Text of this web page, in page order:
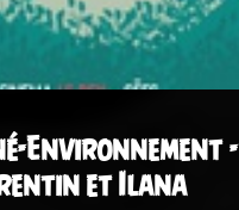
Environnement -
et Ilana